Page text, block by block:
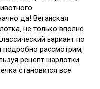
да! Веганская
не только вполне
вариант по
подробно рассмотрим‚
рецепт шарлотки
становится все